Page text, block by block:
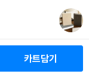
카트담기